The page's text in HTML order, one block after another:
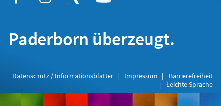
Paderborn überzeugt.
Datenschutz / Informationsblätter Impressum
Barrierefreiheit
Leichte Sprache